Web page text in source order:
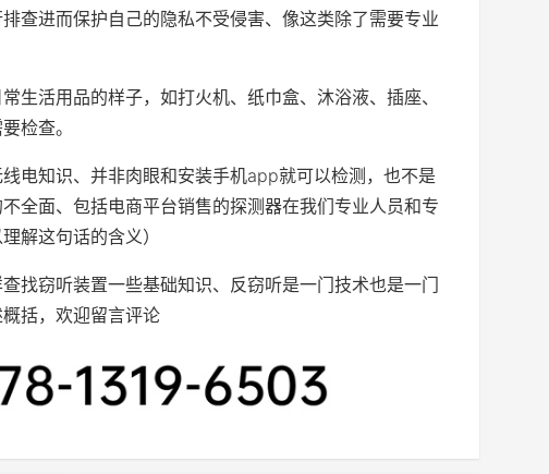
查进而保护自己的隐私不受侵害、像这类除了需要专业
生活用品的样子，如打火机、纸巾盒、沐浴液、插座、
检查。
电知识、并非肉眼和安装手机app就可以检测，也不是
全面、包括电商平台销售的探测器在我们专业人员和专
解这句话的含义）
找窃听装置一些基础知识、反窃听是一门技术也是一门
括，欢迎留言评论